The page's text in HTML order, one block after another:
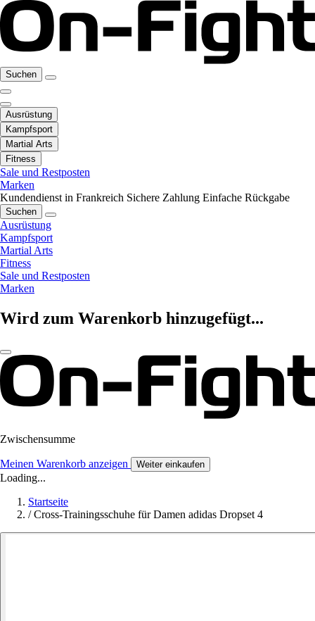
Suchen
Ausrüstung
Kampfsport
Martial Arts
Fitness
Sale und Restposten
Marken
Kundendienst in Frankreich Sichere Zahlung Einfache Rückgabe
Suchen
Ausrüstung
Kampfsport
Martial Arts
Fitness
Sale und Restposten
Marken
Wird zum Warenkorb hinzugefügt...
Zwischensumme
Meinen Warenkorb anzeigen Weiter einkaufen
Loading...
Startseite
/ Cross-Trainingsschuhe für Damen adidas Dropset 4